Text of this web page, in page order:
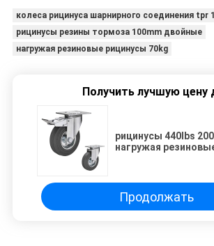
колеса рицинуса шарнирного соединения tpr
рицинусы резины тормоза 100mm двойные
нагружая резиновые рицинусы 70kg
Получить лучшую цену
рицинусы 440lbs
нагружая
Продолжать